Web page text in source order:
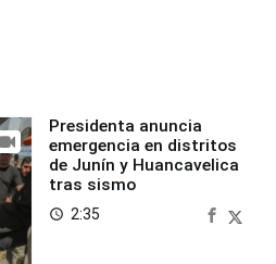
Presidenta anuncia
emergencia en distritos
de Junín y Huancavelica
tras sismo
access_time 2:35